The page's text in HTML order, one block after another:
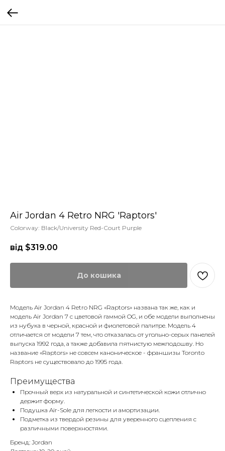
Air Jordan 4 Retro NRG 'Raptors'
Colorway: Black/University Red-Court Purple​
від $319.00
До кошика
Модель Air Jordan 4 Retro NRG «Raptors» названа так же, как и
модель Air Jordan 7 с цветовой гаммой OG, и обе модели выполнены
из нубука в черной, красной и фиолетовой палитре. Модель 4
отличается от модели 7 тем, что отказалась от угольно-серых панелей
выпуска 1992 года, а также добавила пятнистую межподошву. Но
название «Raptors» не совсем каноническое - франшизы Toronto
Raptors не существовало до 1995 года.
Преимущества
Прочный верх из натуральной и синтетической кожи отлично
держит форму.
Подушка Air-Sole для легкости и амортизации.
Подметка из твердой резины для уверенного сцепления с
различными поверхностями.
Бренд: Jordan